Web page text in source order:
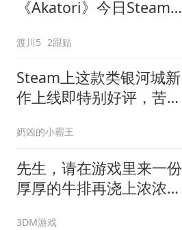
《Akatori》今日Steam发
渡川5 2跟贴
Steam上这款类银河城新
作上线即特别好评，苦等
奶凶的小霸王
先生，请在游戏里来一份
厚厚的牛排再浇上浓浓的
3DM游戏